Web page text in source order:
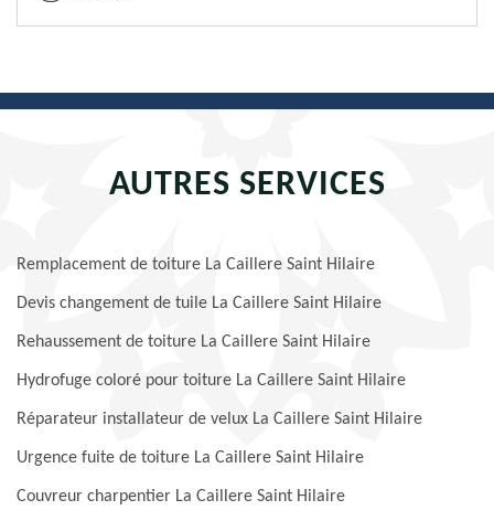
AUTRES SERVICES
Remplacement de toiture La Caillere Saint Hilaire
Devis changement de tuile La Caillere Saint Hilaire
Rehaussement de toiture La Caillere Saint Hilaire
Hydrofuge coloré pour toiture La Caillere Saint Hilaire
Réparateur installateur de velux La Caillere Saint Hilaire
Urgence fuite de toiture La Caillere Saint Hilaire
Couvreur charpentier La Caillere Saint Hilaire